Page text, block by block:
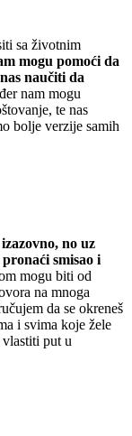
sa životnim
mogu pomoći da
naučiti da
nam mogu
te nas
bolje verzije samih
no uz
smisao i
mogu biti od
na mnoga
da se okreneš
i svima koje žele
put u